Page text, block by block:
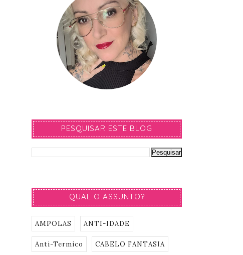
PESQUISAR ESTE BLOG
QUAL O ASSUNTO?
AMPOLAS ANTI-IDADE
Anti-Termico CABELO FANTASIA